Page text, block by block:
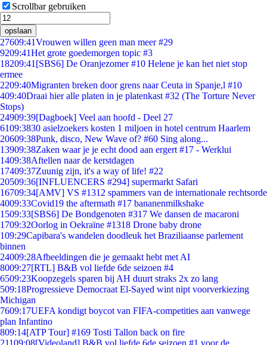
Scrollbar gebruiken
opslaan
27609:41Vrouwen willen geen man meer #29
9209:41Het grote goedemorgen topic #3
18209:41 [SBS6] De Oranjezomer #10 Helene je kan het niet stop
ermee
2209:40Migranten breken door grens naar Ceuta in Spanje,l #10
409:40Draai hier alle platen in je platenkast #32 (The Torture Never
Stops)
24909:39[Dagboek] Veel aan hoofd - Deel 27
6109:3830 asielzoekers kosten 1 miljoen in hotel centrum Haarlem
20609:38Punk, disco, New Wave of? #60 Sing along...
13909:38Zaken waar je je echt dood aan ergert #17 - Werklui
1409:38Aftellen naar de kerstdagen
17409:37Zuunig zijn, it's a way of life! #22
20509:36[INFLUENCERS #294] supermarkt Safari
16709:34[AMV] VS #1312 spammers van de internationale rechtsorde
4009:33Covid19 the aftermath #17 bananenmilkshake
1509:33[SBS6] De Bondgenoten #317 We dansen de macaroni
1709:32Oorlog in Oekraïne #1318 Drone baby drone
109:29Capibara's wandelen doodleuk het Braziliaanse parlement
binnen
24009:28Afbeeldingen die je gemaakt hebt met AI
8009:27[RTL] B&B vol liefde 6de seizoen #4
6509:23Koopzegels sparen bij AH duurt straks 2x zo lang
509:18Progressieve Democraat El-Sayed wint nipt voorverkiezing
Michigan
7609:17UEFA kondigt boycot van FIFA-competities aan vanwege
plan Infantino
809:14[ATP Tour] #169 Tosti Tallon back on fire
21109:08[Videoland] B&B vol liefde 6de seizoen #1 voor de